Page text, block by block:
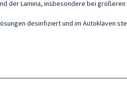
der Lamina, insbesondere bei größeren
desinfiziert und im Autoklaven